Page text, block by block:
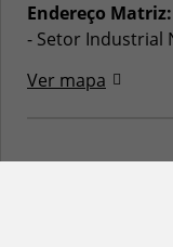
Endereço Matriz:
- Setor Industrial
Ver mapa